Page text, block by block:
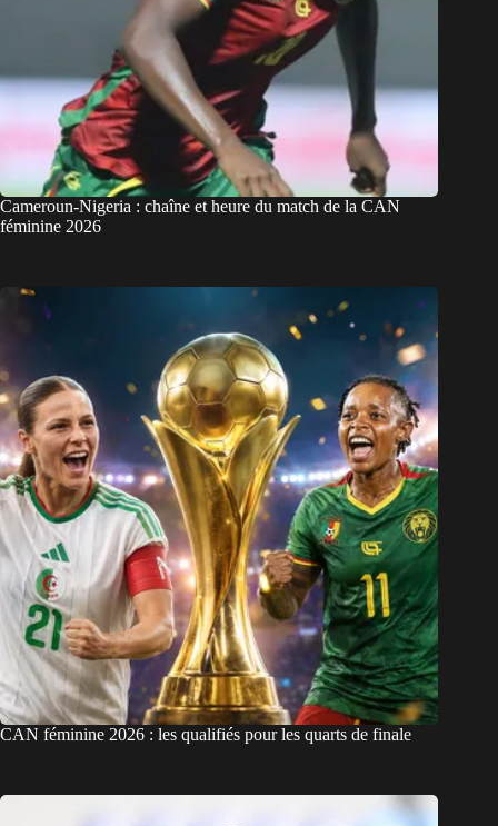
Cameroun-Nigeria : chaîne et heure du match de la CAN
féminine 2026
CAN féminine 2026 : les qualifiés pour les quarts de finale